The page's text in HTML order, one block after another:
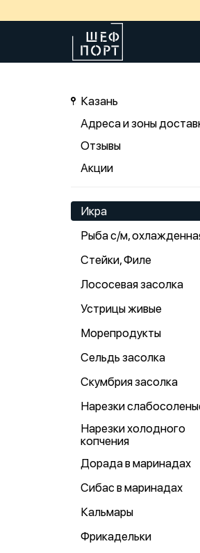
Казань
Адреса и зоны
Отзывы
Акции
Икра
Рыба с/м,
Стейки, Филе
Лососевая засолка
Устрицы живые
Морепродукты
Сельдь засолка
Скумбрия засолка
Нарезки
Нарезки холодного
копчения
Дорада в маринадах
Сибас в маринадах
Кальмары
Фрикадельки